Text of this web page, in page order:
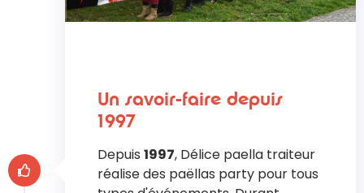
Un savoir-faire depuis
1997
Depuis 1997, Délice paella traiteur
réalise des paëllas party pour tous